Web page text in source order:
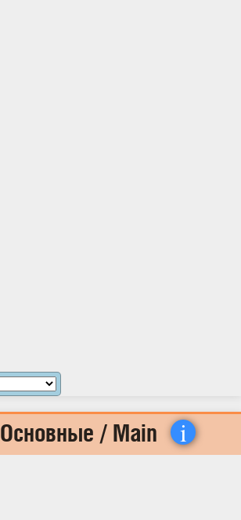
Основные / Main i